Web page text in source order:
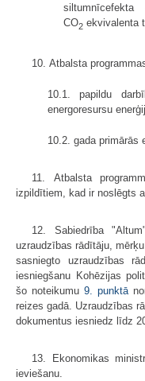
CO2 ekvivalenta
10. Atbalsta
10.1. papildu
energoresursu
10.2. gada primārās
11. Atbalsta
izpildītiem, kad ir noslēgts
12. Sabiedrība
uzraudzības rādītāju,
sasniegto uzraudzības
iesniegšanu Kohēzijas
šo noteikumu 9. punktā
reizes gadā. Uzraudzības
dokumentus iesniedz līdz
13. Ekonomikas
ieviešanu.